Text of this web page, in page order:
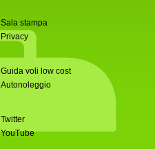
Sala stampa
Privacy
Guida voli low cost
Autonoleggio
Twitter
YouTube